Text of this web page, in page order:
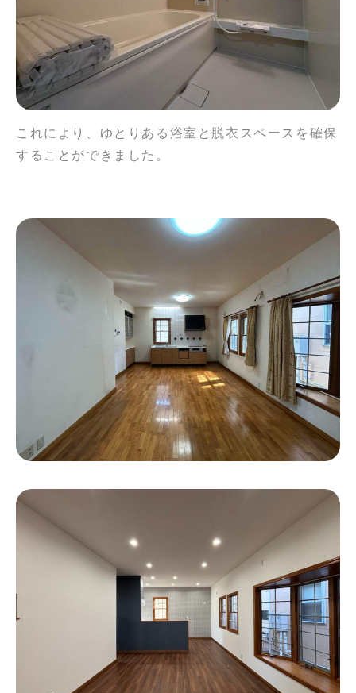
これにより、ゆとりある浴室と脱衣スペースを確保
することができました。